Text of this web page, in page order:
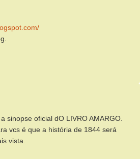
sinopse oficial dO LIVRO AMARGO.
vcs é que a história de 1844 será
vista.